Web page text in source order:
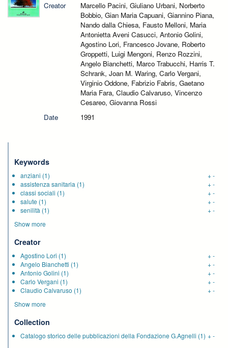
Creator
Marcello Pacini, Giuliano Urbani, Norberto
Bobbio, Gian Maria Capuani, Giannino Piana,
Nando dalla Chiesa, Fausto Melloni, Maria
Antonietta Aveni Casucci, Antonio Golini,
Agostino Lori, Francesco Jovane, Roberto
Groppetti, Luigi Mengoni, Renzo Rozzini,
Angelo Bianchetti, Marco Trabucchi, Harris T.
Schrank, Joan M. Waring, Carlo Vergani,
Virginio Oddone, Fabrizio Fabris, Gaetano
Maria Fara, Claudio Calvaruso, Vincenzo
Cesareo, Giovanna Rossi
Date
1991
Keywords
anziani (1) +-
assistenza sanitaria (1) +-
classi sociali (1) +-
salute (1) +-
senilità (1) +-
Show more
Creator
Agostino Lori (1) +-
Angelo Bianchetti (1) +-
Antonio Golini (1) +-
Carlo Vergani (1) +-
Claudio Calvaruso (1) +-
Show more
Collection
Catalogo storico delle pubblicazioni della Fondazione G.Agnelli (1) +-